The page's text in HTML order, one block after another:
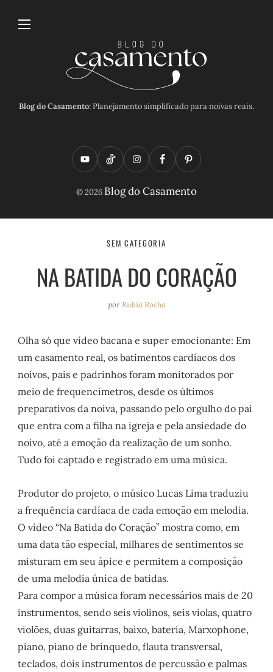
Blog do Casamento:Planejamento simplificado para noivas reais.
Y
o
t
e
T
i
t
o
I
n
t
a
r
F
a
e
b
o
P
i
t
e
© 2026 Blog do Casamento
SEM CATEGORIA
NA BATIDA DO CORAÇÃO
porRubia Rocha
Olha só que vídeo bacana e super emocionante: Em
um casamento real, os batimentos cardíacos dos
noivos, pais e padrinhos foram monitorados por
meio de frequencímetros, desde os últimos
preparativos da noiva, passando pelo orgulho do pai
que entra com a filha na igreja e pela ansiedade do
noivo, até a emoção da realização de um sonho.
Tudo foi captado e registrado em uma música.
Produtor do projeto, o músico Lucas Lima traduziu
a frequência cardíaca de cada emoção em melodia.
O vídeo “Na Batida do Coração” mostra como, em
uma data tão especial, milhares de sentimentos se
misturam em seu ápice e permitem a composição
de uma melodia única de batidas.
Para compor a música foram necessários mais de 20
instrumentos, sendo seis violinos, seis violas, quatro
violões, duas guitarras, baixo, bateria, Marxophone,
piano, piano de brinquedo, flauta transversal,
teclados, dois instrumentos de percussão e palmas